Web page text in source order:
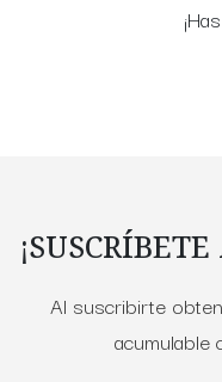
Al suscribirte